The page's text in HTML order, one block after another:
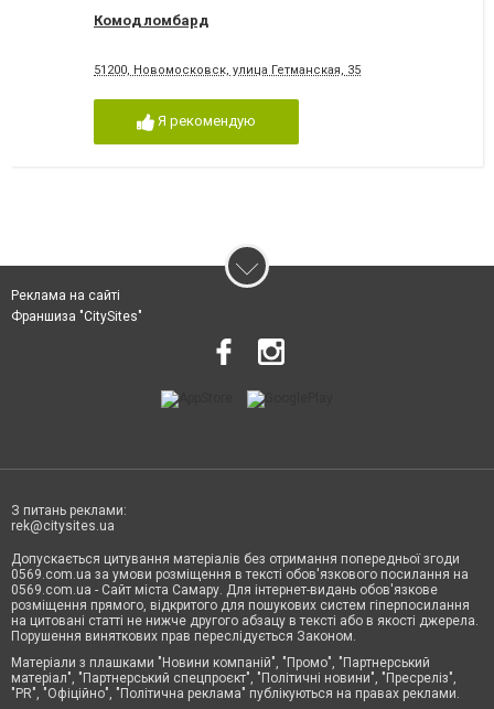
Комод ломбард
51200, Новомосковск, улица Гетманская, 35
Я рекомендую
Реклама на сайті
Франшиза "CitySites"
З питань реклами:
rek@citysites.ua
Допускається цитування матеріалів без отримання попередньої згоди
0569.com.ua за умови розміщення в тексті обов'язкового посилання на
0569.com.ua - Сайт міста Самару. Для інтернет-видань обов'язкове
розміщення прямого, відкритого для пошукових систем гіперпосилання
на цитовані статті не нижче другого абзацу в тексті або в якості джерела.
Порушення виняткових прав переслідується Законом.
Матеріали з плашками "Новини компаній", "Промо", "Партнерський
матеріал", "Партнерський спецпроєкт", "Політичні новини", "Пресреліз",
"PR", "Офіційно", "Політична реклама" публікуються на правах реклами.